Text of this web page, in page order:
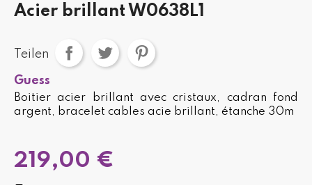
Acier brillant W0638L1
Teilen
Guess
Boitier acier brillant avec cristaux, cadran fond
argent, bracelet cables acie brillant, étanche 30m
219,00 €